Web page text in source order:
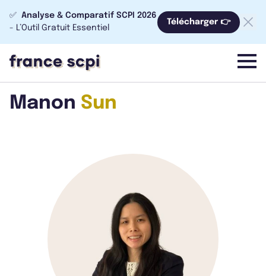
✅ Analyse & Comparatif SCPI 2026
- L’Outil Gratuit Essentiel
Télécharger 👉
menu
Manon Sun